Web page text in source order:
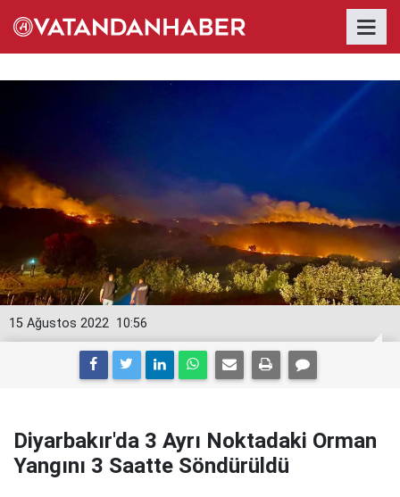
10:56
15 Ağustos 2022
Diyarbakır'da 3 Ayrı Noktadaki Orman
Yangını 3 Saatte Söndürüldü